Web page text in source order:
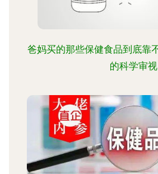
爸妈买的那些保健食品到底靠
的科学审视